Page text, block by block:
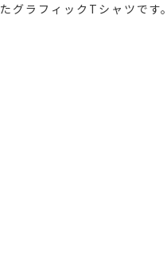
たグラフィックTシャツです。